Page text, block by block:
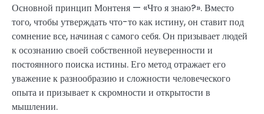
Основной принцип Монтеня — «Что я знаю?». Вместо
того, чтобы утверждать что-то как истину, он ставит под
сомнение все, начиная с самого себя. Он призывает людей
к осознанию своей собственной неуверенности и
постоянного поиска истины. Его метод отражает его
уважение к разнообразию и сложности человеческого
опыта и призывает к скромности и открытости в
мышлении.